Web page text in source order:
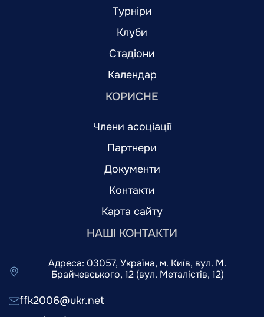
Турніри
Клуби
Стадіони
Календар
КОРИСНЕ
Члени асоціації
Партнери
Документи
Контакти
Карта сайту
НАШІ КОНТАКТИ
Адреса: 03057, Україна, м. Київ, вул. М.
Брайчевського, 12 (вул. Металістів, 12)
ffk2006@ukr.net